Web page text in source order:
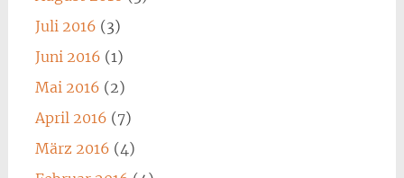
Juli 2016 (3)
Juni 2016 (1)
Mai 2016 (2)
April 2016 (7)
März 2016 (4)